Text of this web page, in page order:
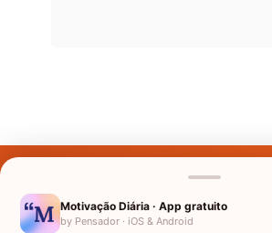
Nomes pelo Mundo
Motivação Diária · App gratuito
by Pensador · iOS & Android